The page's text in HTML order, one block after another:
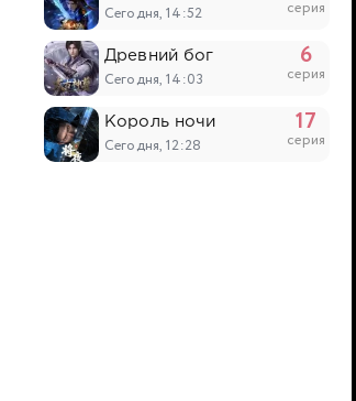
Сегодня, 14:52 серия
Древний бог
Сегодня, 14:03
6
серия
Король ночи
Сегодня, 12:28
17
серия